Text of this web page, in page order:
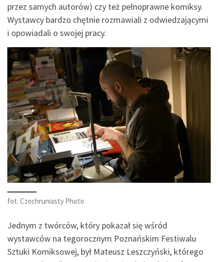
przez samych autorów) czy też pełnoprawne komiksy.
Wystawcy bardzo chętnie rozmawiali z odwiedzającymi
i opowiadali o swojej pracy.
fot. Czochruniasty Photo
Jednym z twórców, który pokazał się wśród
wystawców na tegorocznym Poznańskim Festiwalu
Sztuki Komiksowej, był Mateusz Leszczyński, którego